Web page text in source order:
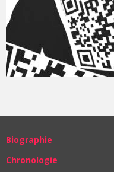
Biographie
Chronologie